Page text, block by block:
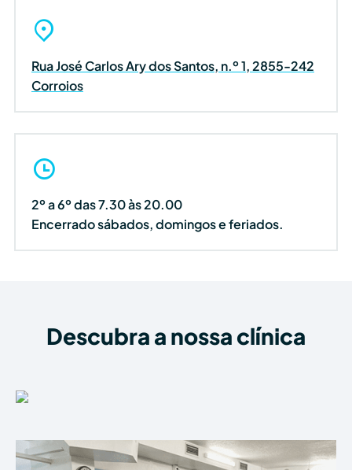
Rua José Carlos Ary dos Santos, n.º 1, 2855-242
Corroios
2º a 6º das 7.30 às 20.00
Encerrado sábados, domingos e feriados.
Descubra a nossa clínica